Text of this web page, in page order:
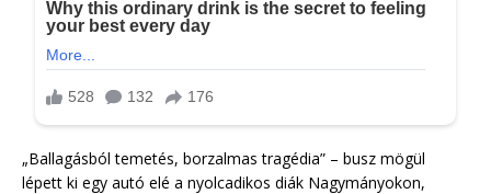
„Ballagásból temetés, borzalmas tragédia” – busz mögül
lépett ki egy autó elé a nyolcadikos diák Nagymányokon,